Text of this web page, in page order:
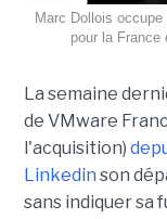
Marc Dollois
pour la France
La semaine
de VMware
l'acquisition)
Linkedin son
sans indiquer sa